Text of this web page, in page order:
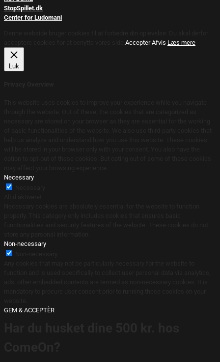
StopSpillet.dk
Center for Ludomani
Accepter Afvis Læs mere
Luk
Necessary
Non-necessary
GEM & ACCEPTÈR